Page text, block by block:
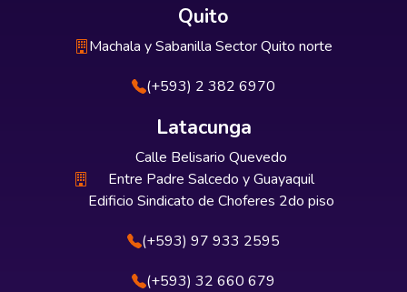
Quito
Machala y Sabanilla Sector Quito norte
(+593) 2 382 6970
Latacunga
Calle Belisario Quevedo
Entre Padre Salcedo y Guayaquil
Edificio Sindicato de Choferes 2do piso
(+593) 97 933 2595
(+593) 32 660 679